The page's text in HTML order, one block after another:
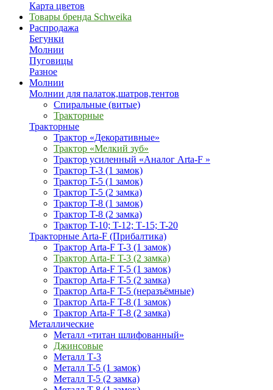
Карта цветов
Товары бренда Schweika
Распродажа
Бегунки
Молнии
Пуговицы
Разное
Молнии
Молнии для палаток,шатров,тентов
Спиральные (витые)
Тракторные
Тракторные
Трактор «Декоративные»
Трактор «Мелкий зуб»
Трактор усиленный «Аналог Arta-F »
Трактор T-3 (1 замок)
Трактор T-5 (1 замок)
Трактор T-5 (2 замка)
Трактор T-8 (1 замок)
Трактор T-8 (2 замка)
Трактор T-10; T-12; Т-15; T-20
Тракторные Arta-F (Прибалтика)
Трактор Arta-F T-3 (1 замок)
Трактор Arta-F T-3 (2 замка)
Трактор Arta-F T-5 (1 замок)
Трактор Arta-F T-5 (2 замка)
Трактор Arta-F T-5 (неразъёмные)
Трактор Arta-F T-8 (1 замок)
Трактор Arta-F T-8 (2 замка)
Металлические
Металл «титан шлифованный»
Джинсовые
Металл Т-3
Металл T-5 (1 замок)
Металл T-5 (2 замка)